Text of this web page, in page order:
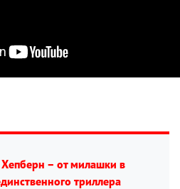
– от милашки в
триллера